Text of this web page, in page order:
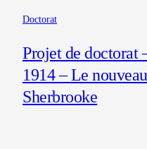
Doctorat
Projet de doctorat
1914 – Le
Sherbrooke